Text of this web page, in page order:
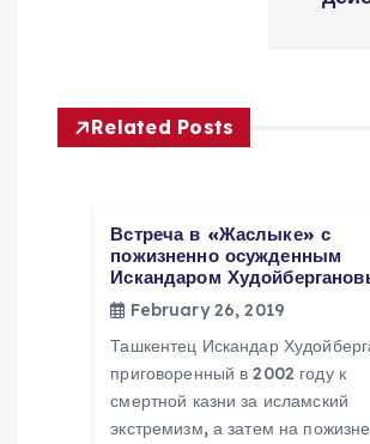
g
Related Posts
Встреча в «Жаслыке» с
пожизненно осужденным
Искандаром
February 26, 2019
Ташкентец Искандар
приговоренный в 2002 году к
смертной казни за исламский
экстремизм, а затем на